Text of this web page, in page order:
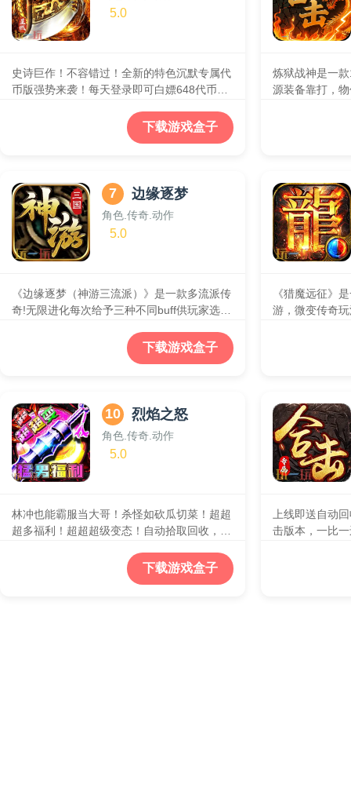
5.0
史诗巨作！不容错过！全新的特色沉默专属代
币版强势来袭！每天登录即可白嫖648代币！
高额度的充值奖励！上线即送自动回收自动拾
下载游戏盒子
炼狱战神是一
源装备靠打，
7 边缘逐梦
角色.传奇.动作
5.0
《边缘逐梦（神游三流派）》是一款多流派传
奇!无限进化每次给予三种不同buff供玩家选
玩法！！上线送自动回收、自动拾取、费送极
品称号，签到送元宝和材料。全新流派玩法，
下载游戏盒子
《猎魔远征》
游，微变传奇
10 烈焰之怒
角色.传奇.动作
5.0
林冲也能霸服当大哥！杀怪如砍瓜切菜！超超
超多福利！超超超级变态！自动拾取回收，刀
会员全部免费送！充值礼包全靠打！屌丝白
下载游戏盒子
上线即送自动
击版本，一比